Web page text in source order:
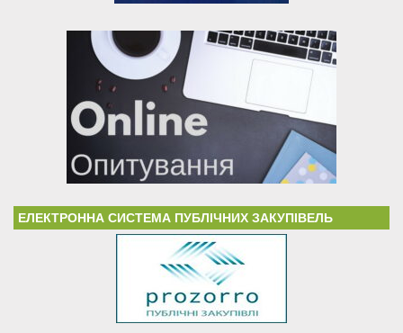
ЕЛЕКТРОННА СИСТЕМА ПУБЛІЧНИХ ЗАКУПІВЕЛЬ